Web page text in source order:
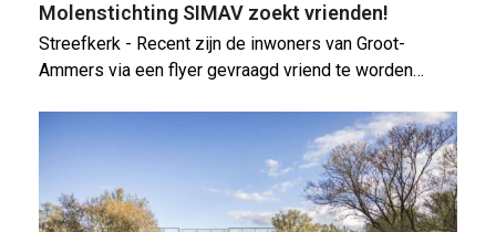
Molenstichting SIMAV zoekt vrienden!
Streefkerk - Recent zijn de inwoners van Groot-
Ammers via een flyer gevraagd vriend te worden…